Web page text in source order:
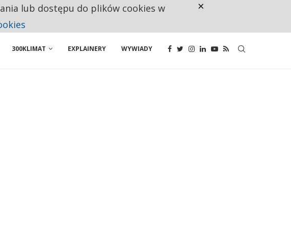
300KLIMAT EXPLAINERY WYWIADY
lub dostępu do plików cookies w
×